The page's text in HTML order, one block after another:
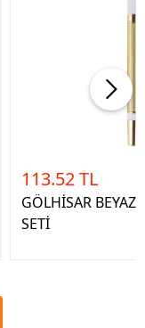
113.52 TL
GÖLHİSAR BEYAZ
SETİ